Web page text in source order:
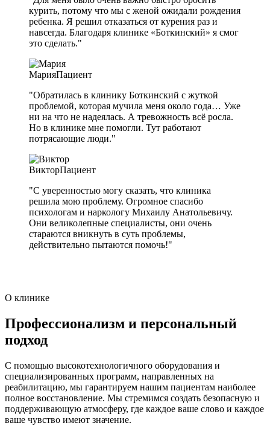
курить, потому что мы с женой ожидали рождения
ребенка. Я решил отказаться от курения раз и
навсегда. Благодаря клинике «Боткинский» я смог
это сделать."
МарияПациент
"Обратилась в клинику Боткинский с жуткой
проблемой, которая мучила меня около года… Уже
ни на что не надеялась. А тревожность всё росла.
Но в клинике мне помогли. Тут работают
потрясающие люди."
ВикторПациент
"С уверенностью могу сказать, что клиника
решила мою проблему. Огромное спасибо
психологам и наркологу Михаилу Анатольевичу.
Они великолепные специалисты, они очень
стараются вникнуть в суть проблемы,
действительно пытаются помочь!"
О клинике
Профессионализм и персональный
подход
С помощью высокотехнологичного оборудования и
специализированных программ, направленных на
реабилитацию, мы гарантируем нашим пациентам наиболее
полное восстановление. Мы стремимся создать безопасную и
поддерживающую атмосферу, где каждое ваше слово и каждое
ваше чувство имеют значение.